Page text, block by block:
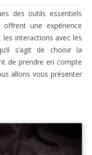
des outils essentiels
une expérience
interactions avec les
s’agit de choisir la
de prendre en compte
allons vous présenter